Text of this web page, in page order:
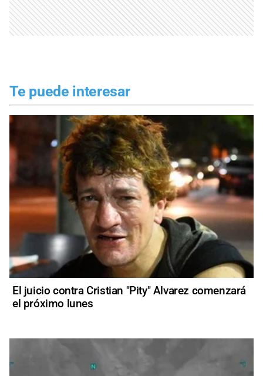
Te puede interesar
El juicio contra Cristian "Pity" Alvarez comenzará
el próximo lunes